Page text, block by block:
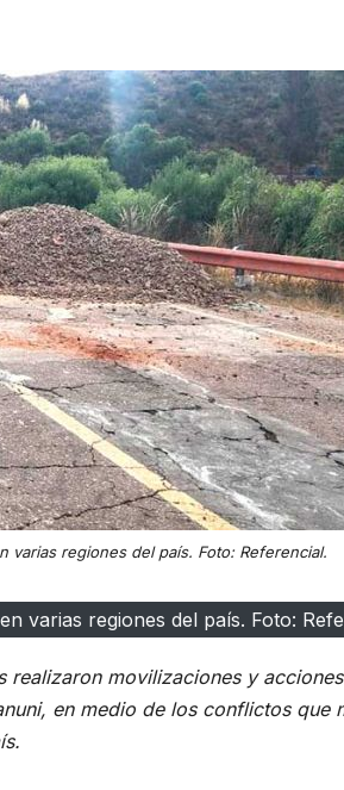
varias regiones del país. Foto: Referencial.
varias regiones del país. Foto:
realizaron movilizaciones y
en medio de los conflictos que